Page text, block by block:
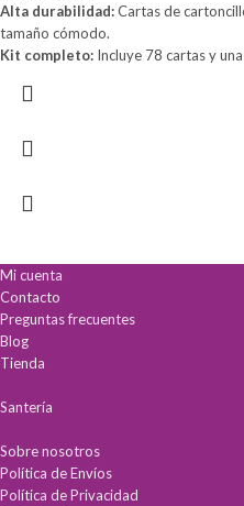
Alta durabilidad:Cartas de
tamaño cómodo.
Kit completo: Incluye 78 cartas y
Mi cuenta
Contacto
Preguntas frecuentes
Blog
Tienda
Santería
Sobre nosotros
Política de Envíos
Política de Privacidad